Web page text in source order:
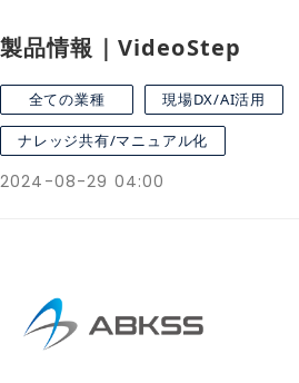
製品情報｜VideoStep
全ての業種 現場DX/AI活用
ナレッジ共有/マニュアル化
2024-08-29 04:00